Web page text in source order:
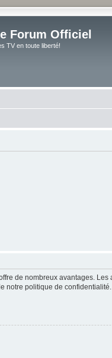
Forum Officiel
TV en toute liberté!
de nombreux avantages.
notre politique de